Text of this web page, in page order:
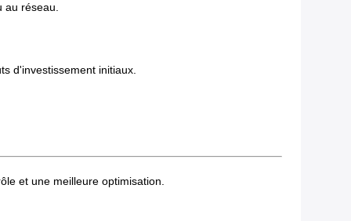
réseau.
d'investissement initiaux.
et une meilleure optimisation.